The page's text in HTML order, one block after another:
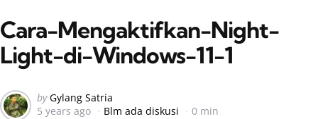
Cara-Mengaktifkan-Night-
Light-di-Windows-11-1
Posted
by
by Gylang Satria
5 years ago
Blm ada diskusi 0 min